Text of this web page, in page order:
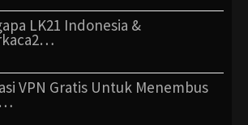
LK21 Indonesia &
VPN Gratis Untuk Menembus